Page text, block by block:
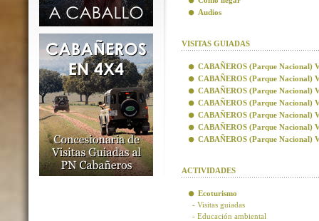
Audios
VISITAS GUIADAS
CABAÑEROS (Parque Nacional)
CABAÑEROS (Parque Nacional)
CABAÑEROS (Parque Nacional)
CABAÑEROS (Parque Nacional)
CABAÑEROS (Parque Nacional)
CABAÑEROS (Parque Nacional)
CABAÑEROS (Parque Nacional)
ACTIVIDADES
Ecoturismo
- Visitas guiadas
- Educación ambiental